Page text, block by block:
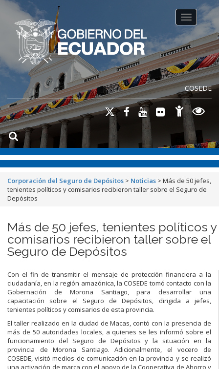
COSEDE
Toggle
Corporación del Seguro de Depósitos > Noticias > Más de 50 jefes,
tenientes políticos y comisarios recibieron taller sobre el Seguro de
Depósitos
Más de 50 jefes, tenientes políticos y
comisarios recibieron taller sobre el
Seguro de Depósitos
Con el fin de transmitir el mensaje de protección financiera a la
ciudadanía, en la región amazónica, la COSEDE tomó contacto con la
Gobernación de Morona Santiago, para desarrollar una
capacitación sobre el Seguro de Depósitos, dirigida a jefes,
tenientes políticos y comisarios de esta provincia.
El taller realizado en la ciudad de Macas, contó con la presencia de
más de 50 autoridades locales, a quienes se les informó sobre el
funcionamiento del Seguro de Depósitos y la situación en la
provincia de Morona Santiago. Adicionalmente, el vocero de
COSEDE, visitó medios de comunicación en la provincia y se realizó
una activación de marca con el apoyo de la Cooperativa de Ahorro y